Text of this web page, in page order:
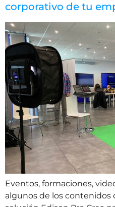
corporativo de tu
Eventos, formaciones,
algunos de los contenidos